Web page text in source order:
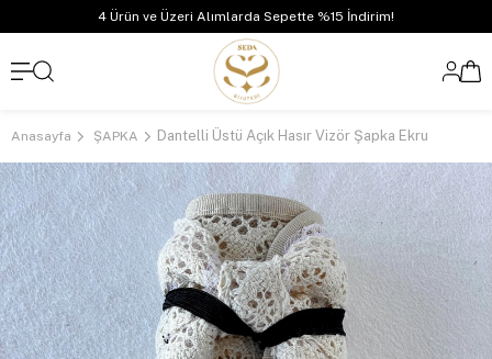
4 Ürün ve Üzeri Alımlarda Sepette %15 İndirim!
Anasayfa ŞAPKA Dantelli Üstü Açık Hasır Vizör Şapka Ekru